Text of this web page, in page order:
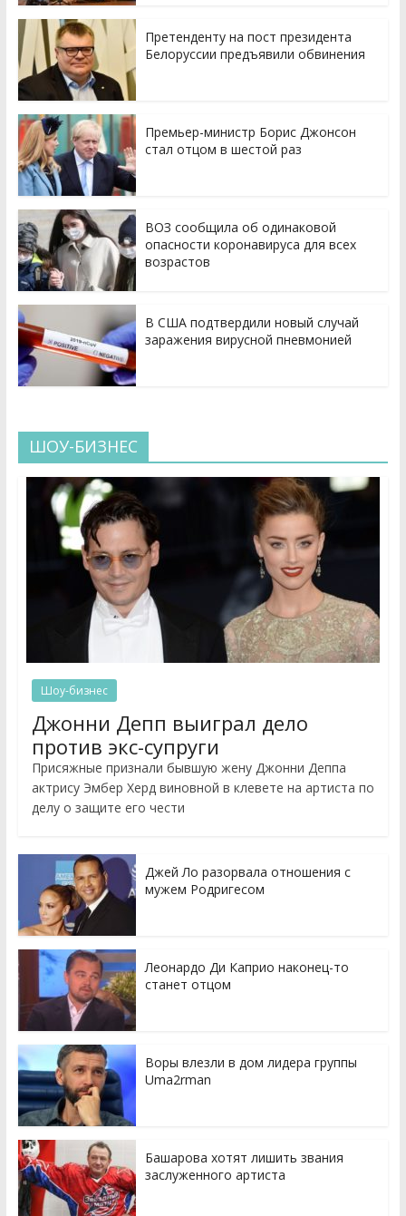
Претенденту на пост президента
Белоруссии предъявили обвинения
Премьер-министр Борис Джонсон
стал отцом в шестой раз
ВОЗ сообщила об одинаковой
опасности коронавируса для всех
возрастов
В США подтвердили новый случай
заражения вирусной пневмонией
ШОУ-БИЗНЕС
Шоу-бизнес
Джонни Депп выиграл дело
против экс-супруги
Присяжные признали бывшую жену Джонни Деппа
актрису Эмбер Херд виновной в клевете на артиста по
делу о защите его чести
Джей Ло разорвала отношения с
мужем Родригесом
Леонардо Ди Каприо наконец-то
станет отцом
Воры влезли в дом лидера группы
Uma2rman
Башарова хотят лишить звания
заслуженного артиста